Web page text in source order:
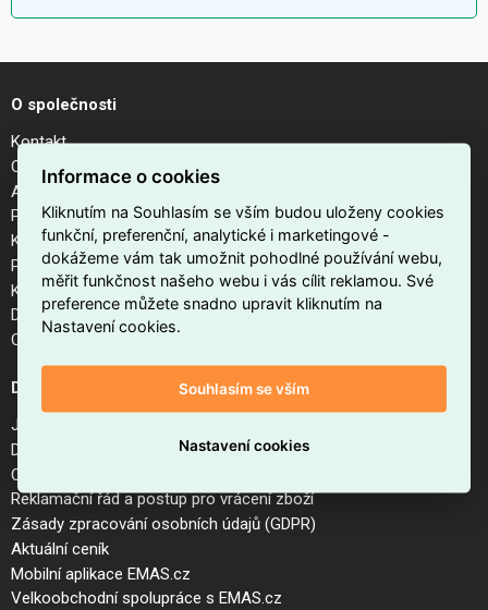
O společnosti
Kontakt
O nás
Aktuality
Podporujeme
Kalendář akcí
Pobočky
Kariéra
Dodavatelé
Odhlášení z newsletteru
Důležité odkazy
Jak nakupovat na EMAS.cz
Doprava a platba
Obchodní podmínky internetového obchodu EMAS.cz
Reklamační řád a postup pro vrácení zboží
Zásady zpracování osobních údajů (GDPR)
Aktuální ceník
Mobilní aplikace EMAS.cz
Velkoobchodní spolupráce s EMAS.cz
Informace o cookies
Kliknutím na Souhlasím se vším budou uloženy cookies
funkční, preferenční, analytické i marketingové -
dokážeme vám tak umožnit pohodlné používání webu,
měřit funkčnost našeho webu i vás cílit reklamou. Své
preference můžete snadno upravit kliknutím na
Nastavení cookies.
Souhlasím se vším
Nastavení cookies